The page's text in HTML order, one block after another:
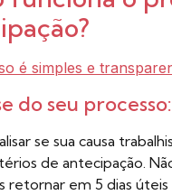
é simples e
do seu processo:
se sua causa
de antecipação.
retornar em 5 dias úteis